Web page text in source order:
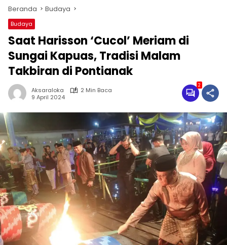
Beranda Budaya
Budaya
Saat Harisson ‘Cucol’ Meriam di
Sungai Kapuas, Tradisi Malam
Takbiran di Pontianak
Aksaraloka
2 Min Baca
9 April 2024
2